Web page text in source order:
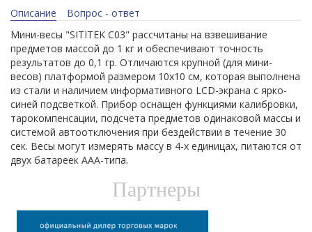
Описание
Вопрос - ответ
Мини-весы "SITITEK C03" рассчитаны на взвешивание
предметов массой до 1 кг и обеспечивают точность
результатов до 0,1 гр. Отличаются крупной (для мини-
весов) платформой размером 10х10 см, которая выполнена
из стали и наличием информативного LCD-экрана с ярко-
синей подсветкой. Прибор оснащен функциями калибровки,
тарокомпенсации, подсчета предметов одинаковой массы и
системой автоотключения при бездействии в течение 30
сек. Весы могут измерять массу в 4-х единицах, питаются от
двух батареек ААА-типа.
Партнеры